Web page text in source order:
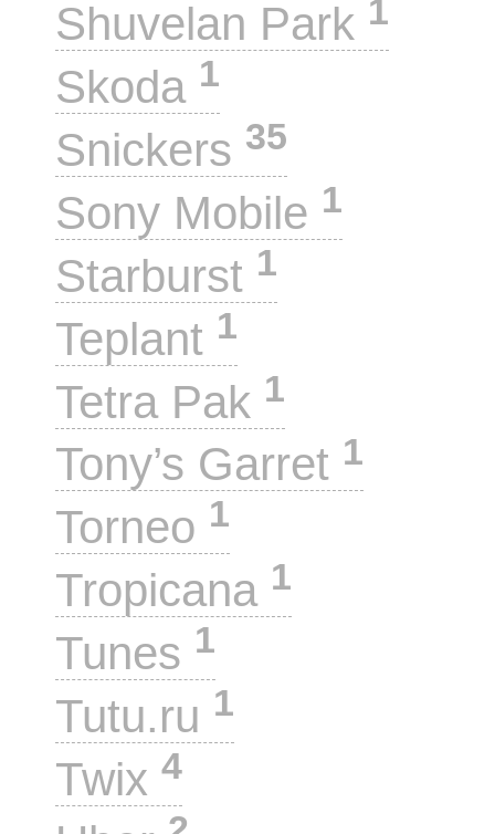
Shuvelan Park 1
Skoda 1
Snickers 35
Sony Mobile 1
Starburst 1
Teplant 1
Tetra Pak 1
Tony’s Garret 1
Torneo 1
Tropicana 1
Tunes 1
Tutu.ru 1
Twix 4